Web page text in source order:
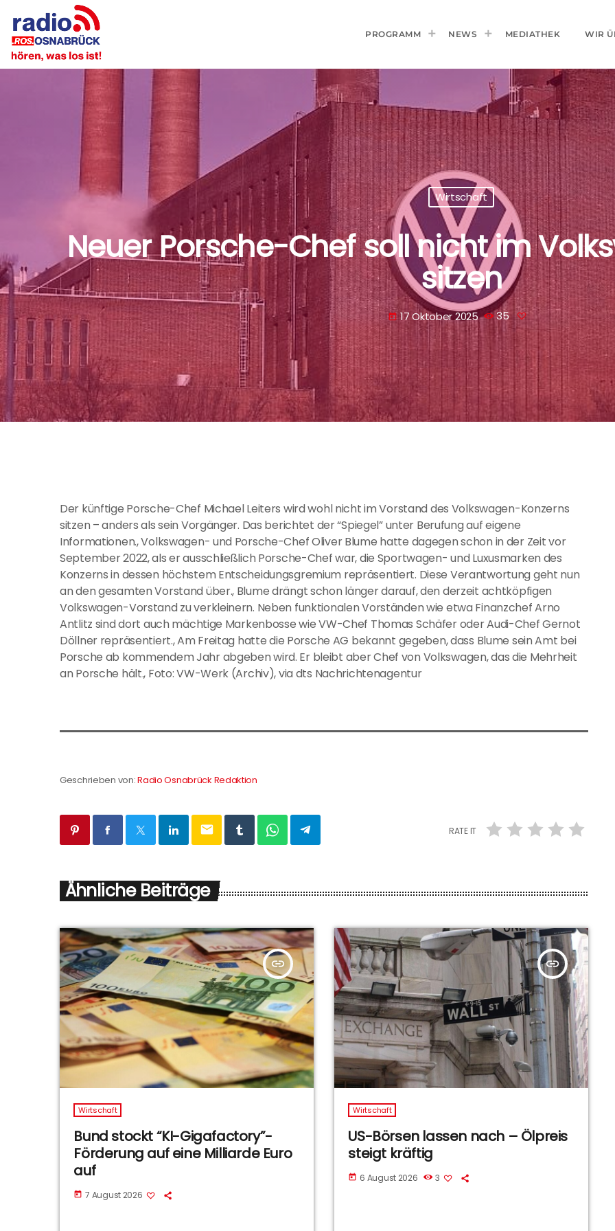
PROGRAMM NEWS MEDIATHEK WIR
Wirtschaft
Neuer Porsche-Chef soll nicht im
sitzen
today 17 Oktober 2025 35
Der künftige Porsche-Chef Michael Leiters wird wohl nicht im Vorstand des Volkswagen-Konzerns
sitzen – anders als sein Vorgänger. Das berichtet der “Spiegel” unter Berufung auf eigene
Informationen., Volkswagen- und Porsche-Chef Oliver Blume hatte dagegen schon in der Zeit vor
September 2022, als er ausschließlich Porsche-Chef war, die Sportwagen- und Luxusmarken des
Konzerns in dessen höchstem Entscheidungsgremium repräsentiert. Diese Verantwortung geht nun
an den gesamten Vorstand über., Blume drängt schon länger darauf, den derzeit achtköpfigen
Volkswagen-Vorstand zu verkleinern. Neben funktionalen Vorständen wie etwa Finanzchef Arno
Antlitz sind dort auch mächtige Markenbosse wie VW-Chef Thomas Schäfer oder Audi-Chef Gernot
Döllner repräsentiert., Am Freitag hatte die Porsche AG bekannt gegeben, dass Blume sein Amt bei
Porsche ab kommendem Jahr abgeben wird. Er bleibt aber Chef von Volkswagen, das die Mehrheit
an Porsche hält., Foto: VW-Werk (Archiv), via dts Nachrichtenagentur
Geschrieben von:Radio Osnabrück Redaktion
email RATE IT
Ähnliche Beiträge
insert_link
Wirtschaft
Bund stockt “KI-Gigafactory”-
Förderung auf eine Milliarde Euro
auf
today 7 August 2026
insert_link
Wirtschaft
US-Börsen lassen nach – Ölpreis
steigt kräftig
today 6 August 2026 3